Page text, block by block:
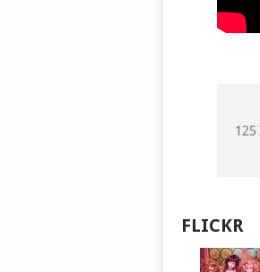
FLICKR